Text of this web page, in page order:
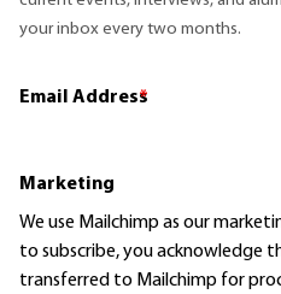
your inbox every two months.
Email Address
*
Marketing
We use Mailchimp as our
to subscribe, you acknowledge
transferred to Mailchimp for